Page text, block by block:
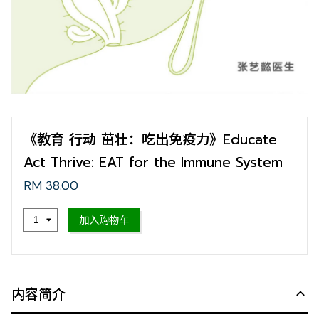
《教育 行动 茁壮：吃出免疫力》Educate
Act Thrive: EAT for the Immune System
RM 38.00
加入购物车
内容简介